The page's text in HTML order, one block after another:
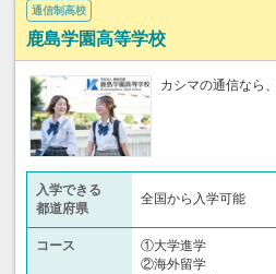
通信制高校
鹿島学園高等学校
カシマの通信なら
入学できる
都道府県
全国から入学可能
コース
①大学進学
②海外留学